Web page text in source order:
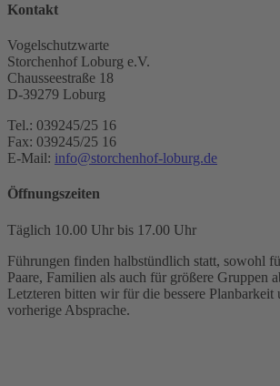
Kontakt
Vogelschutzwarte
Storchenhof Loburg e.V.
Chausseestraße 18
D-39279 Loburg
Tel.: 039245/25 16
Fax: 039245/25 16
E-Mail: info@storchenhof-loburg.de
Öffnungszeiten
Täglich 10.00 Uhr bis 17.00 Uhr
Führungen finden halbstündlich statt, sowohl
Paare, Familien als auch für größere Gruppen
Letzteren bitten wir für die bessere Planbarkeit
vorherige Absprache.